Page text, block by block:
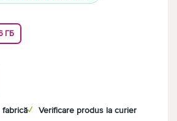
ГБ
fabrică✓ Verificare produs la curier